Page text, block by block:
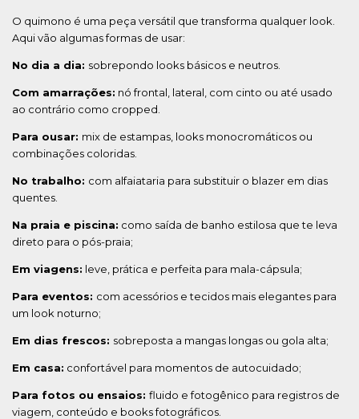
O quimono é uma peça versátil que transforma qualquer look.
Aqui vão algumas formas de usar:
No dia a dia: sobrepondo looks básicos e neutros.
Com amarrações: nó frontal, lateral, com cinto ou até usado
ao contrário como cropped.
Para ousar: mix de estampas, looks monocromáticos ou
combinações coloridas.
No trabalho: com alfaiataria para substituir o blazer em dias
quentes.
Na praia e piscina: como saída de banho estilosa que te leva
direto para o pós-praia;
Em viagens: leve, prática e perfeita para mala-cápsula;
Para eventos: com acessórios e tecidos mais elegantes para
um look noturno;
Em dias frescos: sobreposta a mangas longas ou gola alta;
Em casa: confortável para momentos de autocuidado;
Para fotos ou ensaios: fluido e fotogênico para registros de
viagem, conteúdo e books fotográficos.